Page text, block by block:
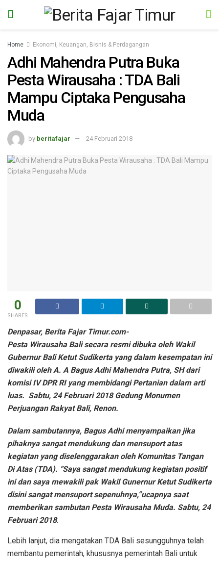
Home Ekonomi, Keuangan, Bisnis & Perdagangan
Adhi Mahendra Putra Buka
Pesta Wirausaha : TDA Bali
Mampu Ciptaka Pengusaha
Muda
by beritafajar 24 Februari 2018
0
SHARES
Denpasar, Berita Fajar Timur.com-
Pesta Wirausaha Bali secara resmi dibuka oleh Wakil
Gubernur Bali Ketut Sudikerta yang dalam kesempatan ini
diwakili oleh A. A Bagus Adhi Mahendra Putra, SH dari
komisi IV DPR RI yang membidangi Pertanian dalam arti
luas. Sabtu, 24 Februari 2018 Gedung Monumen
Perjuangan Rakyat Bali, Renon.
Dalam sambutannya, Bagus Adhi menyampaikan jika
pihaknya sangat mendukung dan mensuport atas
kegiatan yang diselenggarakan oleh Komunitas Tangan
Di Atas (TDA). “Saya sangat mendukung kegiatan positif
ini dan saya mewakili pak Wakil Gunernur Ketut Sudikerta
disini sangat mensuport sepenuhnya,”ucapnya saat
memberikan sambutan Pesta Wirausaha Muda. Sabtu, 24
Februari 2018.
Lebih lanjut, dia mengatakan TDA Bali sesungguhnya telah
membantu pemerintah, khususnya pemerintah Bali untuk